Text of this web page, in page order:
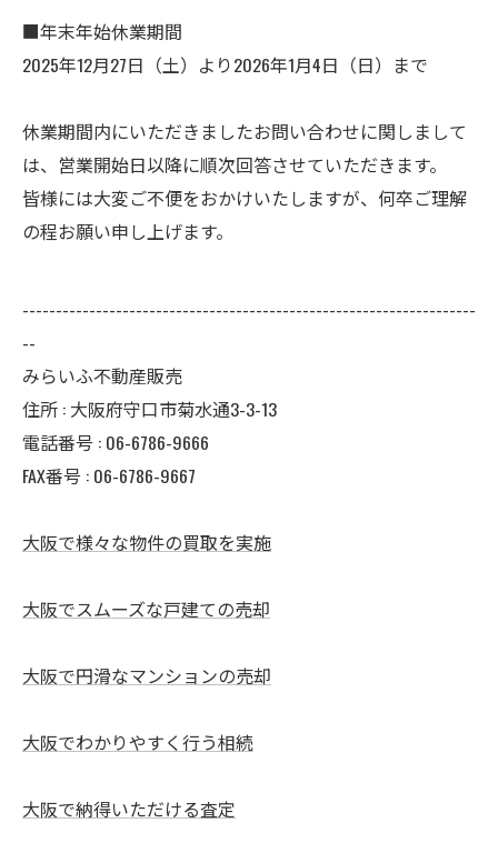
■年末年始休業期間
2025年12月27日（土）より2026年1月4日（日）まで
休業期間内にいただきましたお問い合わせに関しまして
は、営業開始日以降に順次回答させていただきます。
皆様には大変ご不便をおかけいたしますが、何卒ご理解
の程お願い申し上げます。
--------------------------------------------------------------------
--
みらいふ不動産販売
住所 : 大阪府守口市菊水通3-3-13
電話番号 : 06-6786-9666
FAX番号 : 06-6786-9667
大阪で様々な物件の買取を実施
大阪でスムーズな戸建ての売却
大阪で円滑なマンションの売却
大阪でわかりやすく行う相続
大阪で納得いただける査定